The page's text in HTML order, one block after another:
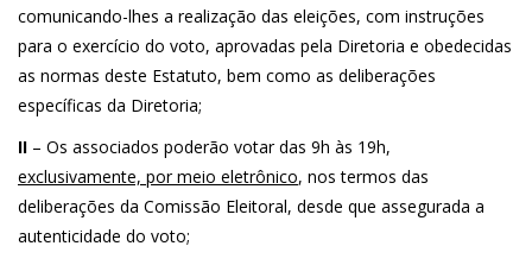
comunicando-lhes a realização das eleições, com instruções
para o exercício do voto, aprovadas pela Diretoria e obedecidas
as normas deste Estatuto, bem como as deliberações
específicas da Diretoria;
II – Os associados poderão votar das 9h às 19h,
exclusivamente, por meio eletrônico, nos termos das
deliberações da Comissão Eleitoral, desde que assegurada a
autenticidade do voto;